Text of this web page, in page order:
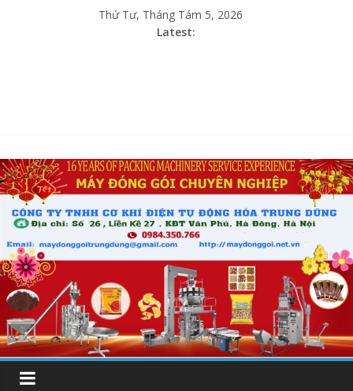
Thứ Tư, Tháng Tám 5, 2026
Latest: